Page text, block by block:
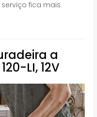
fica mais
a
LI, 12V